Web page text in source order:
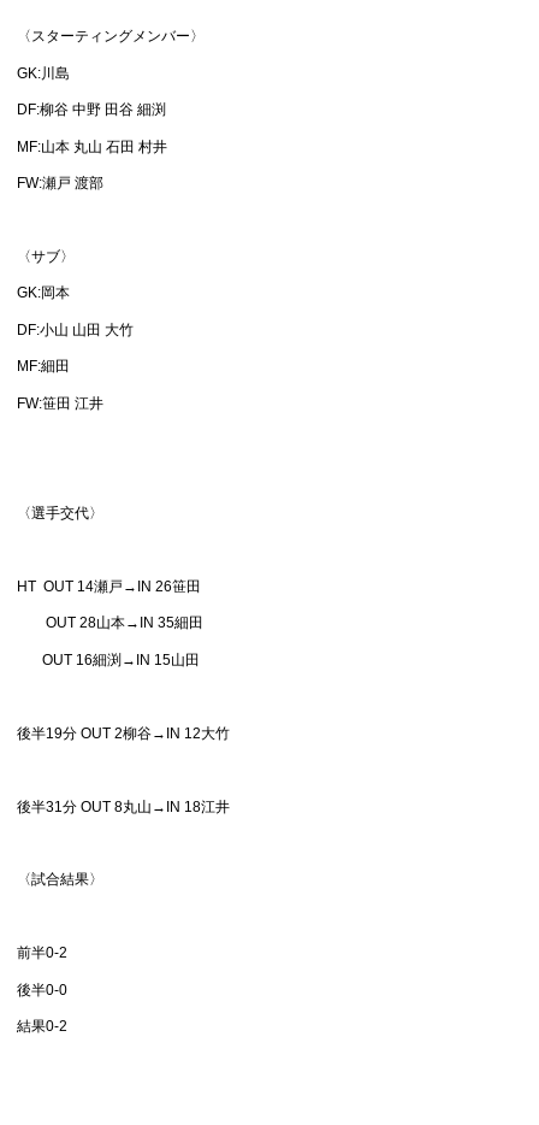
〈スターティングメンバー〉
GK:川島
DF:柳谷 中野 田谷 細渕
MF:山本 丸山 石田 村井
FW:瀬戸 渡部
〈サブ〉
GK:岡本
DF:小山 山田 大竹
MF:細田
FW:笹田 江井
〈選手交代〉
HT OUT 14瀬戸→IN 26笹田
OUT 28山本→IN 35細田
OUT 16細渕→IN 15山田
後半19分 OUT 2柳谷→IN 12大竹
後半31分 OUT 8丸山→IN 18江井
〈試合結果〉
前半0-2
後半0-0
結果0-2